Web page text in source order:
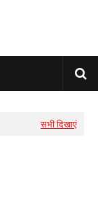
सभी दिखाएं